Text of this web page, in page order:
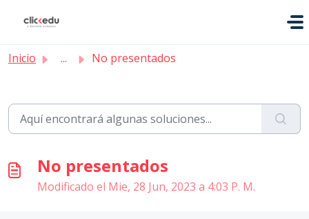
Inicio ... No presentados
No presentados
Modificado el Mie, 28 Jun, 2023 a 4:03 P. M.